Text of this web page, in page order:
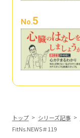
No.5
トップ シリーズ記事
FitNs.NEWS＃119